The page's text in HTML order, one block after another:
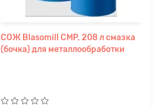
СОЖ Blasomill CMP, 208 л смазка
(бочка) для металлообработки